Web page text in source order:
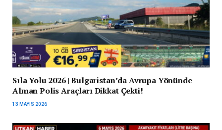
Sıla Yolu 2026 | Bulgaristan’da Avrupa Yönünde
Alman Polis Araçları Dikkat Çekti!
13 MAYIS 2026